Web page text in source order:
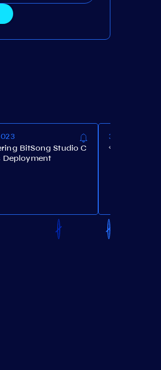
BitSong Studio C
30 Nov 2023
💎BitSong